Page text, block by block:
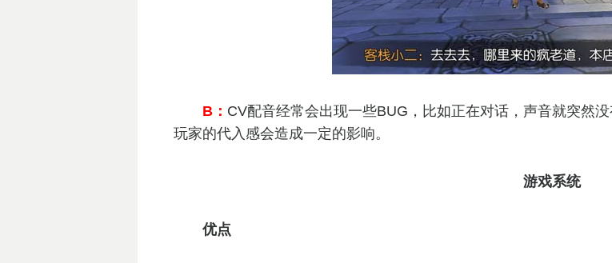
B： CV配音经常会出现一些BUG，比如正在对话，声音就突然
玩家的代入感会造成一定的影响。
游戏系统
优点